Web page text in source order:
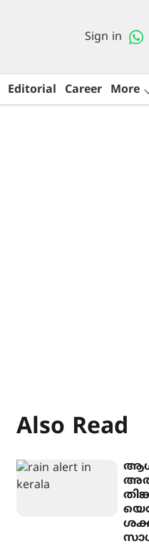
Sign in
Editorial Career More
Also Read